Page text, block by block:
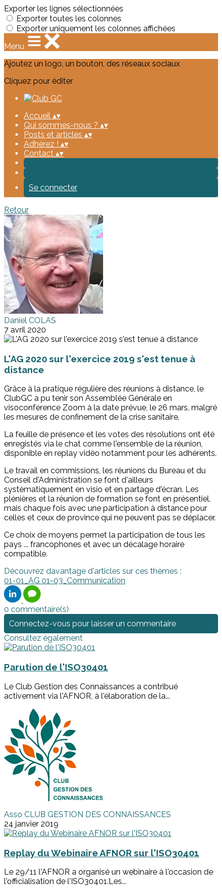
Exporter les lignes sélectionnées
Exporter toutes les colonnes
Exporter uniquement les colonnes affichées
Menu
Ajoutez un logo, un bouton, des réseaux sociaux
Cliquez pour éditer
Accueil ▴▾
Qui sommes-nous ? ▴▾
Posts et articles ▴▾
Adhérez ! ▴▾
Contact ▴▾
Se connecter
Retour
Daniel COLAS
7 avril 2020
L'AG 2020 sur l'exercice 2019 s'est tenue à
distance
Grâce à la pratique régulière des réunions à distance, le
ClubGC a pu tenir son Assemblée Générale en
visoconférence Zoom à la date prévue, le 26 mars, malgré
les mesures de confinement de la crise sanitaire.
La feuille de présence et les votes des résolutions ont été
enregistés via le chat comme l'ensemble de la réunion,
disponible en replay vidéo notamment pour les adhérents.
Le travail en commissions, les réunions du Bureau et du
Conseil d'Administration se font d'ailleurs
systèmatiquement en visio et en partage d'écran. Les
plénières et la réunion de formation se font en présentiel,
mais chaque fois avec une participation à distance pour
celles et ceux de province qui ne peuvent pas se déplacer.
Ce choix de moyens permet la participation de tous les
pays ... francophones et avec un décalage horaire
compatible.
Découvrez davantage d'articles sur ces thèmes :
01-01_AG 01-03_Communication
0 commentaire(s)
Connectez-vous pour laisser un commentaire
Consultez également
Parution de l'ISO30401
Le Club Gestion des Connaissances a contribué
activement via l'AFNOR, à l'élaboration de la...
Asso CLUB GESTION DES CONNAISSANCES
24 janvier 2019
Replay du Webinaire AFNOR sur l'ISO30401
Le 29/11 l'AFNOR a organisé un webinaire à l'occasion de
l'officialisation de l'ISO30401.Les...